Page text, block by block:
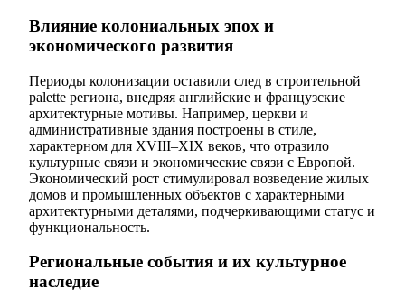
Влияние колониальных эпох и
экономического развития
Периоды колонизации оставили след в строительной
palette региона, внедряя английские и французские
архитектурные мотивы. Например, церкви и
административные здания построены в стиле,
характерном для XVIII–XIX веков, что отразило
культурные связи и экономические связи с Европой.
Экономический рост стимулировал возведение жилых
домов и промышленных объектов с характерными
архитектурными деталями, подчеркивающими статус и
функциональность.
Региональные события и их культурное
наследие